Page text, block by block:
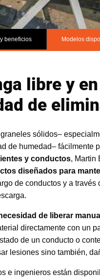
beneficios Modelos
libre y
de
sólidos–
de humedad– fácilmente
y conductos, Martin
diseñados para
de conductos y a
de liberar
directamente con un
de un conducto o
lesiones sino también,
e ingenieros están